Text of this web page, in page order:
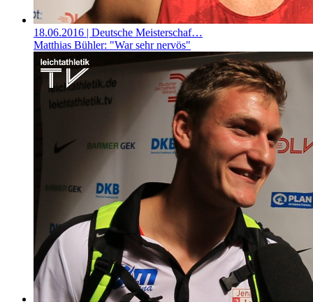
18.06.2016 | Deutsche Meisterschaf…
Matthias Bühler: "War sehr nervös"